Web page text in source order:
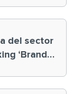
del sector